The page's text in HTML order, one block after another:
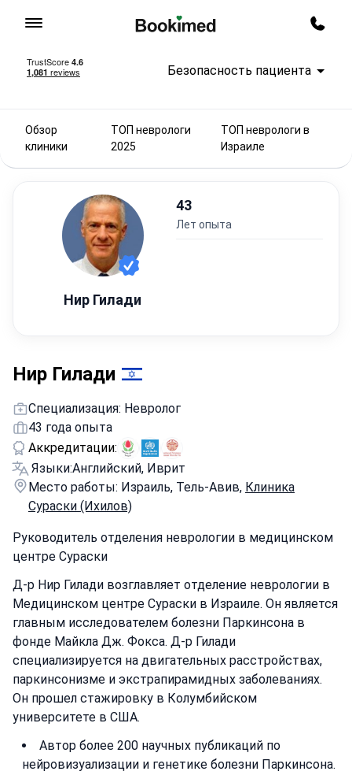
Безопасность пациента
Обзор
клиники
ТОП неврологи
2025
ТОП неврологи в
Израиле
Нир Гилади
43
лет опыта
Нир Гилади
Специализация: Невролог
43 года опыта
Аккредитации:
Языки:Английский, Иврит
Место работы: Израиль, Тель-Авив, Клиника
Сураски (Ихилов)
Руководитель отделения неврологии в медицинском
центре Сураски
Д-р Нир Гилади возглавляет отделение неврологии в
Медицинском центре Сураски в Израиле. Он является
главным исследователем болезни Паркинсона в
фонде Майкла Дж. Фокса. Д-р Гилади
специализируется на двигательных расстройствах,
паркинсонизме и экстрапирамидных заболеваниях.
Он прошел стажировку в Колумбийском
университете в США.
Автор более 200 научных публикаций по
нейровизуализации и генетике болезни Паркинсона.